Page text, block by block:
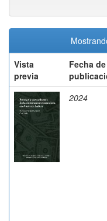
Vista
previa
Fecha de
2024